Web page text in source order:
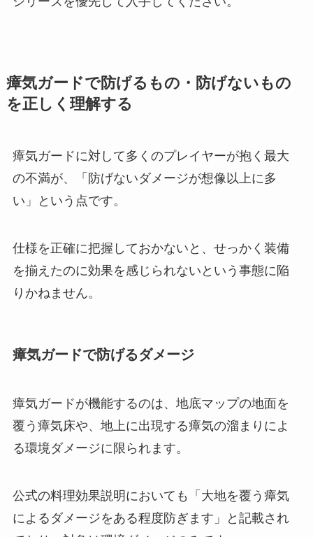
瘴気ガードで防げるもの・防げないもの
を正しく理解する
瘴気ガードに対して多くのプレイヤーが抱く最大
の不満が、「防げないダメージが想像以上に多
い」という点です。
仕様を正確に把握しておかないと、せっかく装備
を揃えたのに効果を感じられないという事態に陥
りかねません。
瘴気ガードで防げるダメージ
瘴気ガードが機能するのは、地底マップの地面を
覆う瘴気床や、地上に出現する瘴気の溜まりによ
る環境ダメージに限られます。
公式の料理効果説明においても「大地を覆う瘴気
によるダメージをある程度防ぎます」と記載され